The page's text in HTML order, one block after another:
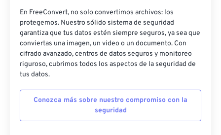
En FreeConvert, no solo convertimos archivos: los
protegemos. Nuestro sólido sistema de seguridad
garantiza que tus datos estén siempre seguros, ya sea que
conviertas una imagen, un video o un documento. Con
cifrado avanzado, centros de datos seguros y monitoreo
riguroso, cubrimos todos los aspectos de la seguridad de
tus datos.
Conozca más sobre nuestro compromiso con la
seguridad